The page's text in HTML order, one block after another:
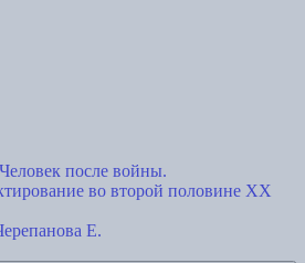
Человек после войны.
во второй половине ХХ
Е.